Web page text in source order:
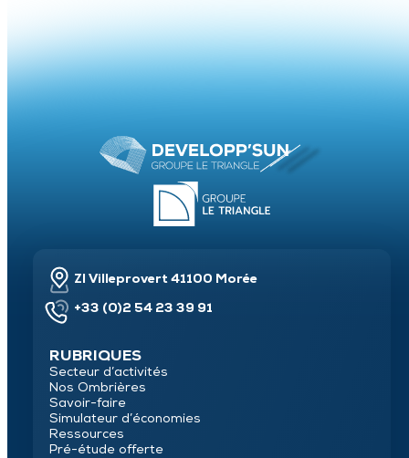
ZI Villeprovert 41100 Morée
+33 (0)2 54 23 39 91
RUBRIQUES
Secteur d’activités
Nos Ombrières
Savoir-faire
Simulateur d’économies
Ressources
Pré-étude offerte